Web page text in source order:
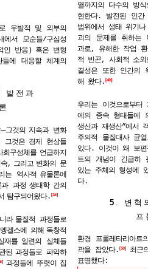
우발적 및 외부의
서 모순들/구심성
인 반응) 혹은 변형
에 대응할 체계의
발전과
─그것의 지속과 변화
그것은 경제 현상들
회구성체를 언급하지
, 그리고 변화의 문
는 역사적 유물론에
과 과정 생태학 간의
탐구되어왔다. 24
라 물질적 과정들로
겔스에 의해 독창적
재를 일련의 실체들
된 과정들로 파악하
과정들에 뚜렷이
집
열까지의 다수의 방
현한다. 발전된 인간
범위에서 생태 위기
괴의 문제를 취하는
과로, 유해한 작업
적 빈곤, 사회적 소
결성은 또한 인간의
해 왔다. 49
우리는 이것으로부
에의 종속 형태들에
생산과 재생산”에서
주의적 물질대사 균
있다. 이것이 왜 보편
트의 개념이 긴급히
있는 주체의 형성에
다.
5
변혁
프
환경 프롤레타리아
곽을 잡았다. 50 최근
표명했다: